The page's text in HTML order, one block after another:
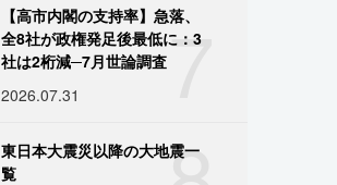
7
【高市内閣の支持率】急落、
全8社が政権発足後最低に：3
社は2桁減─7月世論調査
2026.07.31
東日本大震災以降の大地震一
覧